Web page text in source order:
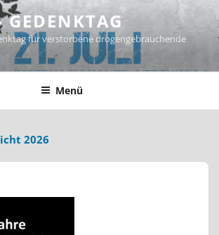
für verstorbene drogengebrauchende
Menü
2026